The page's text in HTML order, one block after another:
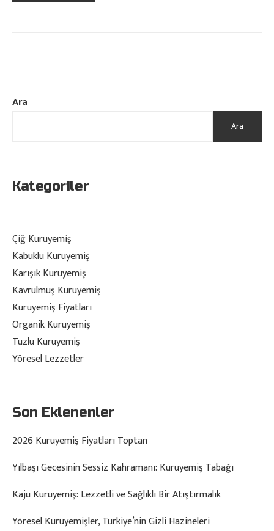
Ara
Ara
Kategoriler
Çiğ Kuruyemiş
Kabuklu Kuruyemiş
Karışık Kuruyemiş
Kavrulmuş Kuruyemiş
Kuruyemiş Fiyatları
Organik Kuruyemiş
Tuzlu Kuruyemiş
Yöresel Lezzetler
Son Eklenenler
2026 Kuruyemiş Fiyatları Toptan
Yılbaşı Gecesinin Sessiz Kahramanı: Kuruyemiş Tabağı
Kaju Kuruyemiş: Lezzetli ve Sağlıklı Bir Atıştırmalık
Yöresel Kuruyemişler, Türkiye’nin Gizli Hazineleri